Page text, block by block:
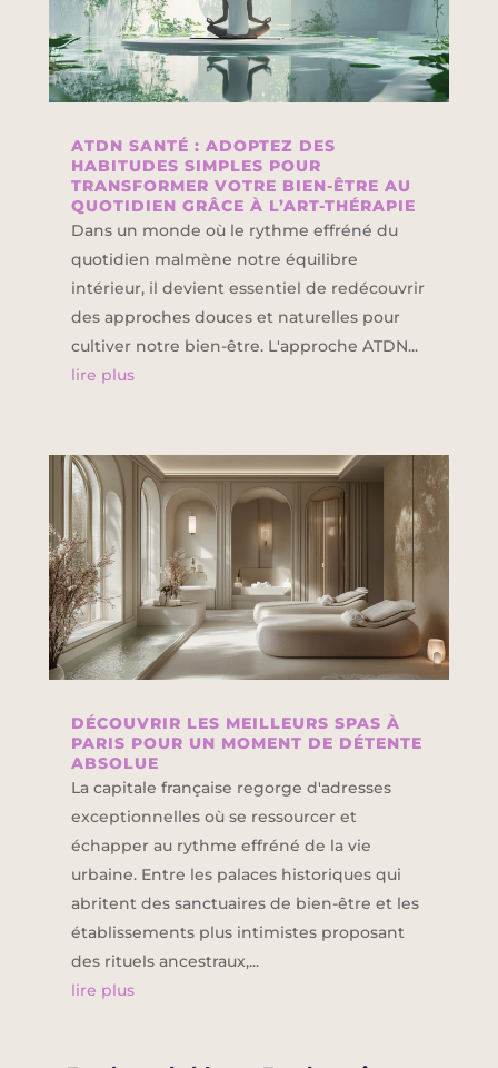
ATDN SANTÉ : ADOPTEZ DES
HABITUDES SIMPLES POUR
TRANSFORMER VOTRE BIEN-ÊTRE AU
QUOTIDIEN GRÂCE À L’ART-THÉRAPIE
Dans un monde où le rythme effréné du
quotidien malmène notre équilibre
intérieur, il devient essentiel de redécouvrir
des approches douces et naturelles pour
cultiver notre bien-être. L'approche ATDN...
lire plus
DÉCOUVRIR LES MEILLEURS SPAS À
PARIS POUR UN MOMENT DE DÉTENTE
ABSOLUE
La capitale française regorge d'adresses
exceptionnelles où se ressourcer et
échapper au rythme effréné de la vie
urbaine. Entre les palaces historiques qui
abritent des sanctuaires de bien-être et les
établissements plus intimistes proposant
des rituels ancestraux,...
lire plus